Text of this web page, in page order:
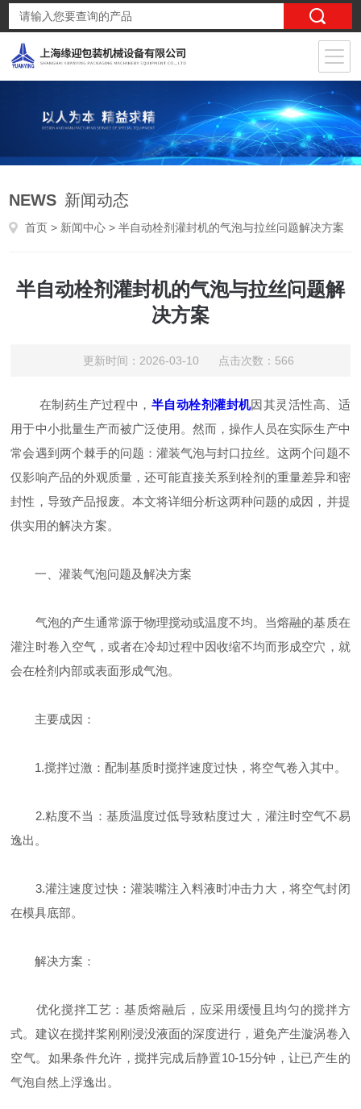
NEWS 新闻动态
首页 > 新闻中心 > 半自动栓剂灌封机的气泡与拉丝问题解决方案
半自动栓剂灌封机的气泡与拉丝问题解
决方案
更新时间：2026-03-10 点击次数：566
在制药生产过程中， 半自动栓剂灌封机因其灵活性高、适
用于中小批量生产而被广泛使用。然而，操作人员在实际生产中
常会遇到两个棘手的问题：灌装气泡与封口拉丝。这两个问题不
仅影响产品的外观质量，还可能直接关系到栓剂的重量差异和密
封性，导致产品报废。本文将详细分析这两种问题的成因，并提
供实用的解决方案。
一、灌装气泡问题及解决方案
气泡的产生通常源于物理搅动或温度不均。当熔融的基质在
灌注时卷入空气，或者在冷却过程中因收缩不均而形成空穴，就
会在栓剂内部或表面形成气泡。
主要成因：
1.搅拌过激：配制基质时搅拌速度过快，将空气卷入其中。
2.粘度不当：基质温度过低导致粘度过大，灌注时空气不易
逸出。
3.灌注速度过快：灌装嘴注入料液时冲击力大，将空气封闭
在模具底部。
解决方案：
优化搅拌工艺：基质熔融后，应采用缓慢且均匀的搅拌方
式。建议在搅拌桨刚刚浸没液面的深度进行，避免产生漩涡卷入
空气。如果条件允许，搅拌完成后静置10-15分钟，让已产生的
气泡自然上浮逸出。